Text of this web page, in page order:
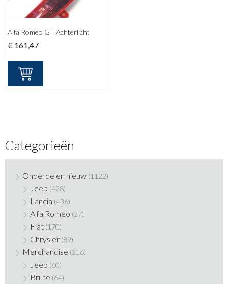
Alfa Romeo GT Achterlicht
€ 161,47
Categorieën
Onderdelen nieuw (1122)
Jeep (428)
Lancia (436)
Alfa Romeo (27)
Fiat (170)
Chrysler (89)
Merchandise (216)
Jeep (60)
Brute (64)